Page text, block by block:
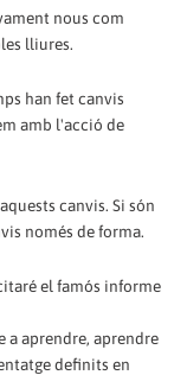
nous com
lliures.
han fet canvis
amb l'acció de
canvis. Si són
només de forma.
el famós informe
a aprendre, aprendre
definits en